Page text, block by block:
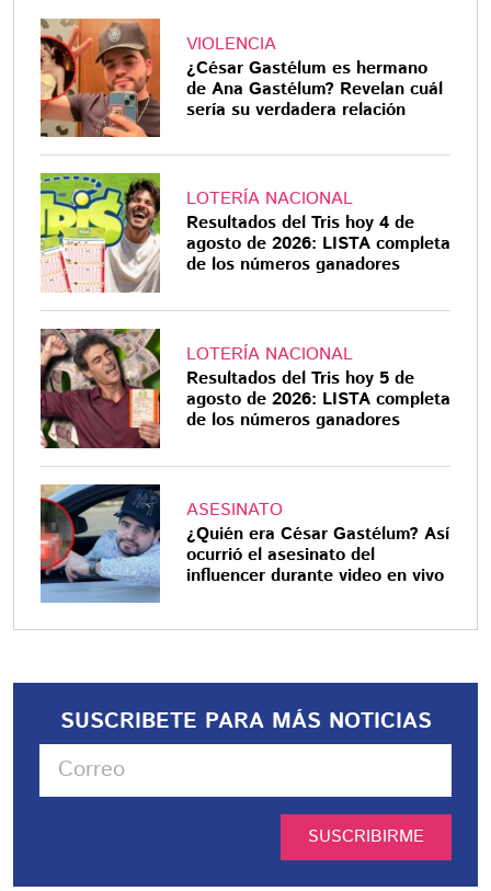
VIOLENCIA
¿César Gastélum es hermano
de Ana Gastélum? Revelan cuál
sería su verdadera relación
LOTERÍA NACIONAL
Resultados del Tris hoy 4 de
agosto de 2026: LISTA completa
de los números ganadores
LOTERÍA NACIONAL
Resultados del Tris hoy 5 de
agosto de 2026: LISTA completa
de los números ganadores
ASESINATO
¿Quién era César Gastélum? Así
ocurrió el asesinato del
influencer durante video en vivo
SUSCRIBETE PARA MÁS NOTICIAS
SUSCRIBIRME